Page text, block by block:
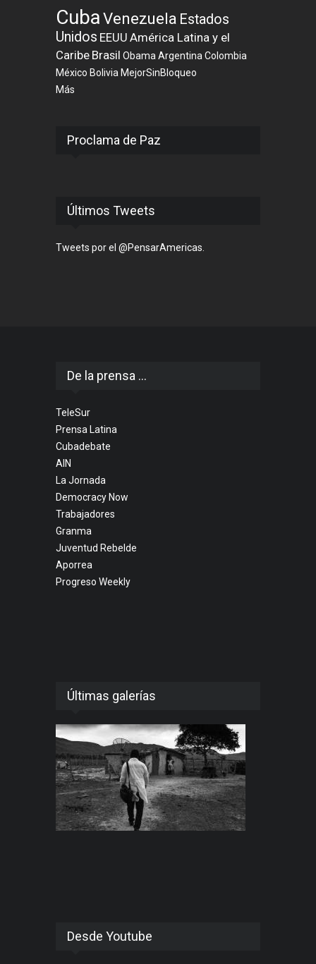
CubaVenezuela Estados
Unidos EEUU América Latina y el
Caribe Brasil ObamaArgentinaColombia
México Bolivia MejorSinBloqueo
Más
Proclama de Paz
Últimos Tweets
Tweets por el @PensarAmericas.
De la prensa ...
TeleSur
Prensa Latina
Cubadebate
AIN
La Jornada
Democracy Now
Trabajadores
Granma
Juventud Rebelde
Aporrea
Progreso Weekly
Últimas galerías
Desde Youtube